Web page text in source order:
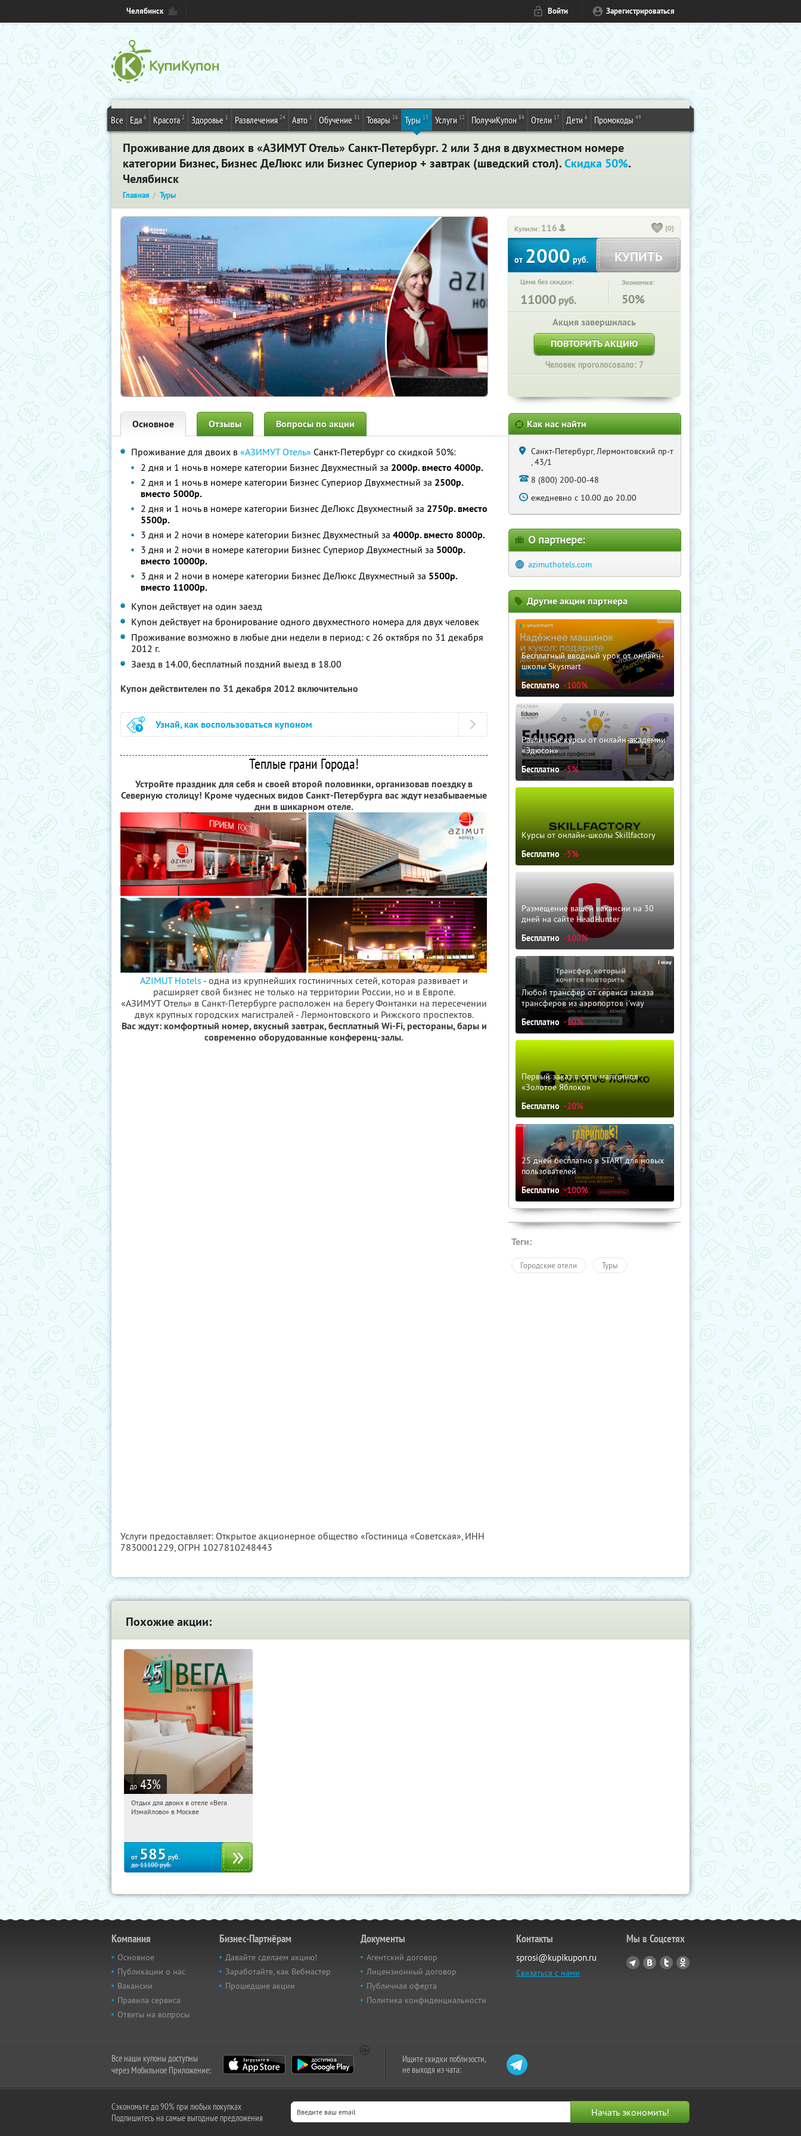
Челябинск Войти Зарегистрироваться
Все Еда 6 Красота 2 Здоровье 1 Развлечения 24 Авто 1 Обучение 31 Товары 26 Туры 13 Услуги 12 ПолучиКупон 84 Отели 17 Дети 6 Промокоды 49
Проживание для двоих в «АЗИМУТ Отель» Санкт-Петербург. 2 или 3 дня в двухместном номере
категории Бизнес, Бизнес ДеЛюкс или Бизнес Супериор + завтрак (шведский стол).Скидка 50%.
Челябинск
Главная Туры
Купили: 116 (0)
от 2000 руб. КУПИТЬ
Цена без скидки:
11000 руб.
Экономия:
50%
Акция завершилась
ПОВТОРИТЬ АКЦИЮ
Человек проголосовало: 7
Основное Отзывы Вопросы по акции
Проживание для двоих в «АЗИМУТ Отель» Санкт-Петербург со скидкой 50%:
2 дня и 1 ночь в номере категории Бизнес Двухместный за 2000р. вместо 4000р.
2 дня и 1 ночь в номере категории Бизнес Супериор Двухместный за 2500р.
вместо 5000р.
2 дня и 1 ночь в номере категории Бизнес ДеЛюкс Двухместный за 2750р. вместо
5500р.
3 дня и 2 ночи в номере категории Бизнес Двухместный за 4000р. вместо 8000р.
3 дня и 2 ночи в номере категории Бизнес Супериор Двухместный за 5000р.
вместо 10000р.
3 дня и 2 ночи в номере категории Бизнес ДеЛюкс Двухместный за 5500р.
вместо 11000р.
Купон действует на один заезд
Купон действует на бронирование одного двухместного номера для двух человек
Проживание возможно в любые дни недели в период: с 26 октября по 31 декабря
2012 г.
Заезд в 14.00, бесплатный поздний выезд в 18.00
Купон действителен по 31 декабря 2012 включительно
Узнай, как воспользоваться купоном
Теплые грани Города!
Устройте праздник для себя и своей второй половинки, организовав поездку в
Северную столицу! Кроме чудесных видов Санкт-Петербурга вас ждут незабываемые
дни в шикарном отеле.
AZIMUT Hotels - одна из крупнейших гостиничных сетей, которая развивает и
расширяет свой бизнес не только на территории России, но и в Европе.
«АЗИМУТ Отель» в Санкт-Петербурге расположен на берегу Фонтанки на пересечении
двух крупных городских магистралей - Лермонтовского и Рижского проспектов.
Вас ждут: комфортный номер, вкусный завтрак, бесплатный Wi-Fi, рестораны, бары и
современно оборудованные конференц-залы.
Услуги предоставляет: Открытое акционерное общество «Гостиница «Советская», ИНН
7830001229, ОГРН 1027810248443
Как нас найти
Санкт-Петербург, Лермонтовский пр-т
, 43/1
8 (800) 200-00-48
ежедневно с 10.00 до 20.00
О партнере:
azimuthotels.com
Другие акции партнера
Бесплатный вводный урок от онлайн-
школы Skysmart
Бесплатно -100%
Различные курсы от онлайн-академии
«Эдюсон»
Бесплатно -5%
Курсы от онлайн-школы Skillfactory
Бесплатно -5%
Размещение вашей вакансии на 30
дней на сайте HeadHunter
Бесплатно -100%
Любой трансфер от сервиса заказа
трансферов из аэропортов i'way
Бесплатно -10%
Первый заказ в сети магазинов
«Золотое Яблоко»
Бесплатно -20%
25 дней бесплатно в START для новых
пользователей
Бесплатно -100%
Теги:
Городские отели Туры
Похожие акции:
до 43%
15:16:28 Купили:
Отдых для двоих в отеле «Вега
Измайлово» в Москве
от 585 руб.
до11100руб.
Компания
Основное
Публикации о нас
Вакансии
Правила сервиса
Ответы на вопросы
Бизнес-Партнёрам
Давайте сделаем акцию!
Заработайте, как Вебмастер
Прошедшие акции
Документы
Агентский договор
Лицензионный договор
Публичная оферта
Политика конфиденциальности
Контакты
sprosi@kupikupon.ru
Связаться с нами
Мы в Соцсетях
Все наши купоны доступны
через Мобильное Приложение:
Ищите скидки поблизости,
не выходя из чата:
Сэкономьте до 90% при любых покупках
Подпишитесь на самые выгодные предложения